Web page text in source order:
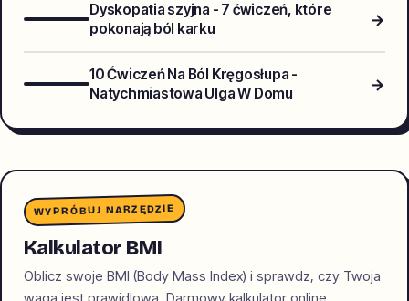
Dyskopatia szyjna - 7 ćwiczeń, które
pokonają ból karku
→
10 Ćwiczeń Na Ból Kręgosłupa -
Natychmiastowa Ulga W Domu
→
WYPRÓBUJ NARZĘDZIE
Kalkulator BMI
Oblicz swoje BMI (Body Mass Index) i sprawdz, czy Twoja